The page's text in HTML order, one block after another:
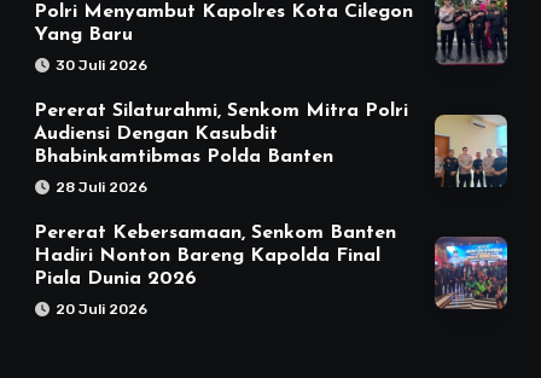
Polri Menyambut Kapolres Kota Cilegon
Yang Baru
30 Juli 2026
Pererat Silaturahmi, Senkom Mitra Polri
Audiensi Dengan Kasubdit
Bhabinkamtibmas Polda Banten
28 Juli 2026
Pererat Kebersamaan, Senkom Banten
Hadiri Nonton Bareng Kapolda Final
Piala Dunia 2026
20 Juli 2026